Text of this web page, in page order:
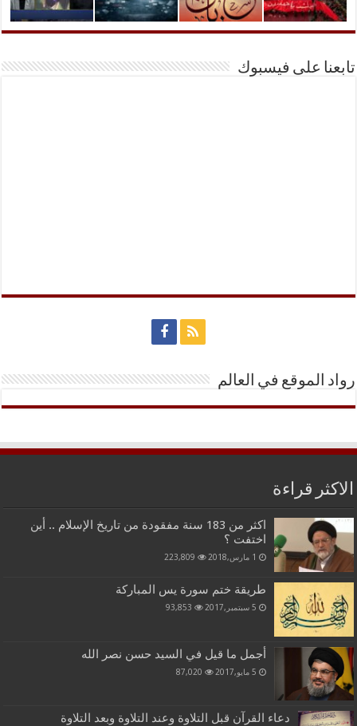
تابعنا على فيسبوك
رواد الموقع في العالم
الاكثر قراءة
اكثر من 183 سنة مفقودة من تاريخ الإسلام .. أين
اختفت ؟
1 مارس,2018 223,809
طريقة ختم سورة يس المباركة
5 سبتمبر,2017 93,853
أجمل ما قيل في السيد حسن نصر الله
5 مايو,2017 87,020
دعاء القرآن قبل التلاوة وعند التلاوة وبعد التلاوة